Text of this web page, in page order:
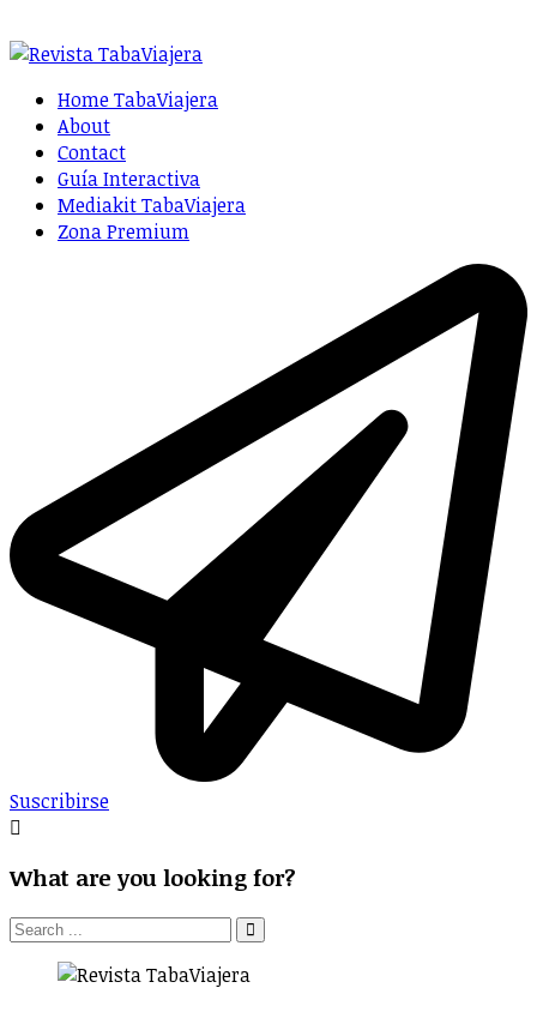
Home TabaViajera
About
Contact
Guía Interactiva
Mediakit TabaViajera
Zona Premium
Suscribirse
What are you looking for?